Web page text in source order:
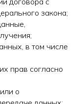
закона;
в том числе
прав согласно
о